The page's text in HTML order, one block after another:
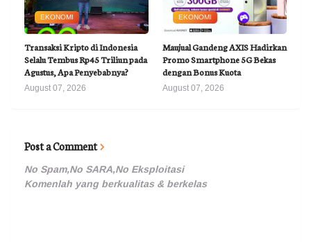
EKONOMI
Transaksi Kripto di Indonesia
Selalu Tembus Rp45 Triliun pada
Agustus, Apa Penyebabnya?
August 07, 2026
EKONOMI
Maujual Gandeng AXIS Hadirkan
Promo Smartphone 5G Bekas
dengan Bonus Kuota
August 07, 2026
Post a Comment
No Spam,No SARA,No Eksploitasi
Komenlah yang berkualitas & berkelas